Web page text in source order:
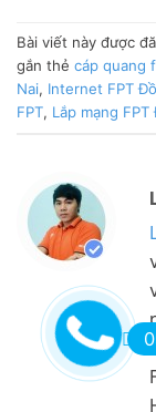
Bài viết này được
gắn thẻ cáp quang
Nai, Internet FPT
FPT, Lắp mạng